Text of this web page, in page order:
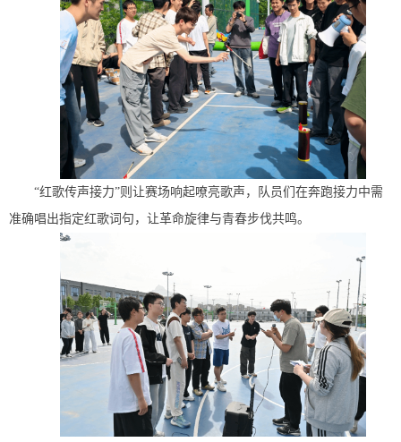
“红歌传声接力”则让赛场响起嘹亮歌声，队员们在奔跑接力中需
准确唱出指定红歌词句，让革命旋律与青春步伐共鸣。